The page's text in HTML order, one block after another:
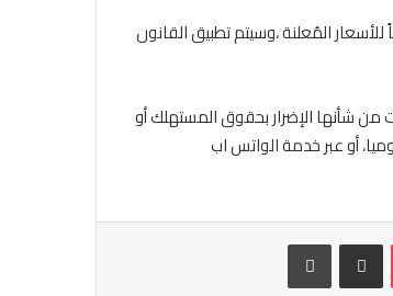
للأسعار المُعلنة ،وسيتم تطبيق القانون
من شأنها الإضرار بحقوق المستهلك أو
للجهاز 19588 من أى خط أرضي يوميا، أو عبر خدمة الواتس اب
بوكيت